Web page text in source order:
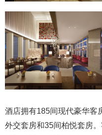
酒店拥有185间现代豪华客
外交套房和35间柏悦套房